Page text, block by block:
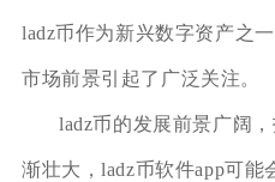
ladz币作为新兴数字资产之
市场前景引起了广泛关注。
ladz币的发展前景广阔
渐壮大，ladz币软件app可能